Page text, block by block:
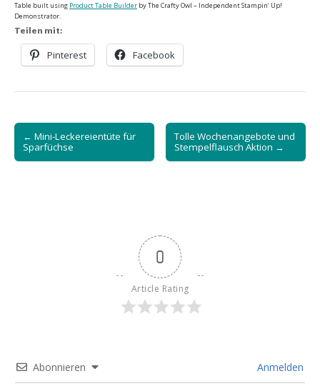
Table built using Product Table Builder by The Crafty Owl – Independent Stampin‘ Up!
Demonstrator.
Teilen mit:
Pinterest Facebook
Post
navigation
← Mini-Leckereientüte für
Sparfüchse
Tolle Wochenangebote und
Stempelflausch Aktion →
0
Article Rating
Abonnieren Anmelden